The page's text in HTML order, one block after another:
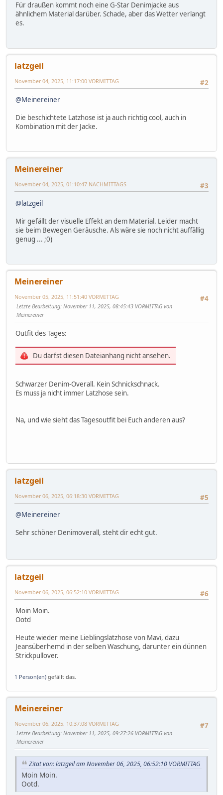
Für draußen kommt noch eine G-Star Denimjacke aus
ähnlichem Material darüber. Schade, aber das Wetter verlangt
es.
latzgeil
#2
November 04, 2025, 11:17:00 VORMITTAG
@Meinereiner
Die beschichtete Latzhose ist ja auch richtig cool, auch in
Kombination mit der Jacke.
Meinereiner
#3
November 04, 2025, 01:10:47 NACHMITTAGS
@latzgeil
Mir gefällt der visuelle Effekt an dem Material. Leider macht
sie beim Bewegen Geräusche. Als wäre sie noch nicht auffällig
genug ... ;0)
Meinereiner
#4
November 05, 2025, 11:51:40 VORMITTAG
Letzte Bearbeitung: November 11, 2025, 08:45:43 VORMITTAG von
Meinereiner
Outfit des Tages:
Du darfst diesen Dateianhang nicht ansehen.
Schwarzer Denim-Overall. Kein Schnickschnack.
Es muss ja nicht immer Latzhose sein.
Na, und wie sieht das Tagesoutfit bei Euch anderen aus?
latzgeil
#5
November 06, 2025, 06:18:30 VORMITTAG
@Meinereiner
Sehr schöner Denimoverall, steht dir echt gut.
latzgeil
#6
November 06, 2025, 06:52:10 VORMITTAG
Moin Moin.
Ootd
Heute wieder meine Lieblingslatzhose von Mavi, dazu
Jeansüberhemd in der selben Waschung, darunter ein dünnen
Strickpullover.
1 Person(en) gefällt das.
Meinereiner
#7
November 06, 2025, 10:37:08 VORMITTAG
Letzte Bearbeitung: November 11, 2025, 09:27:26 VORMITTAG von
Meinereiner
Zitat von: latzgeil am November 06, 2025, 06:52:10 VORMITTAG
Moin Moin.
Ootd.